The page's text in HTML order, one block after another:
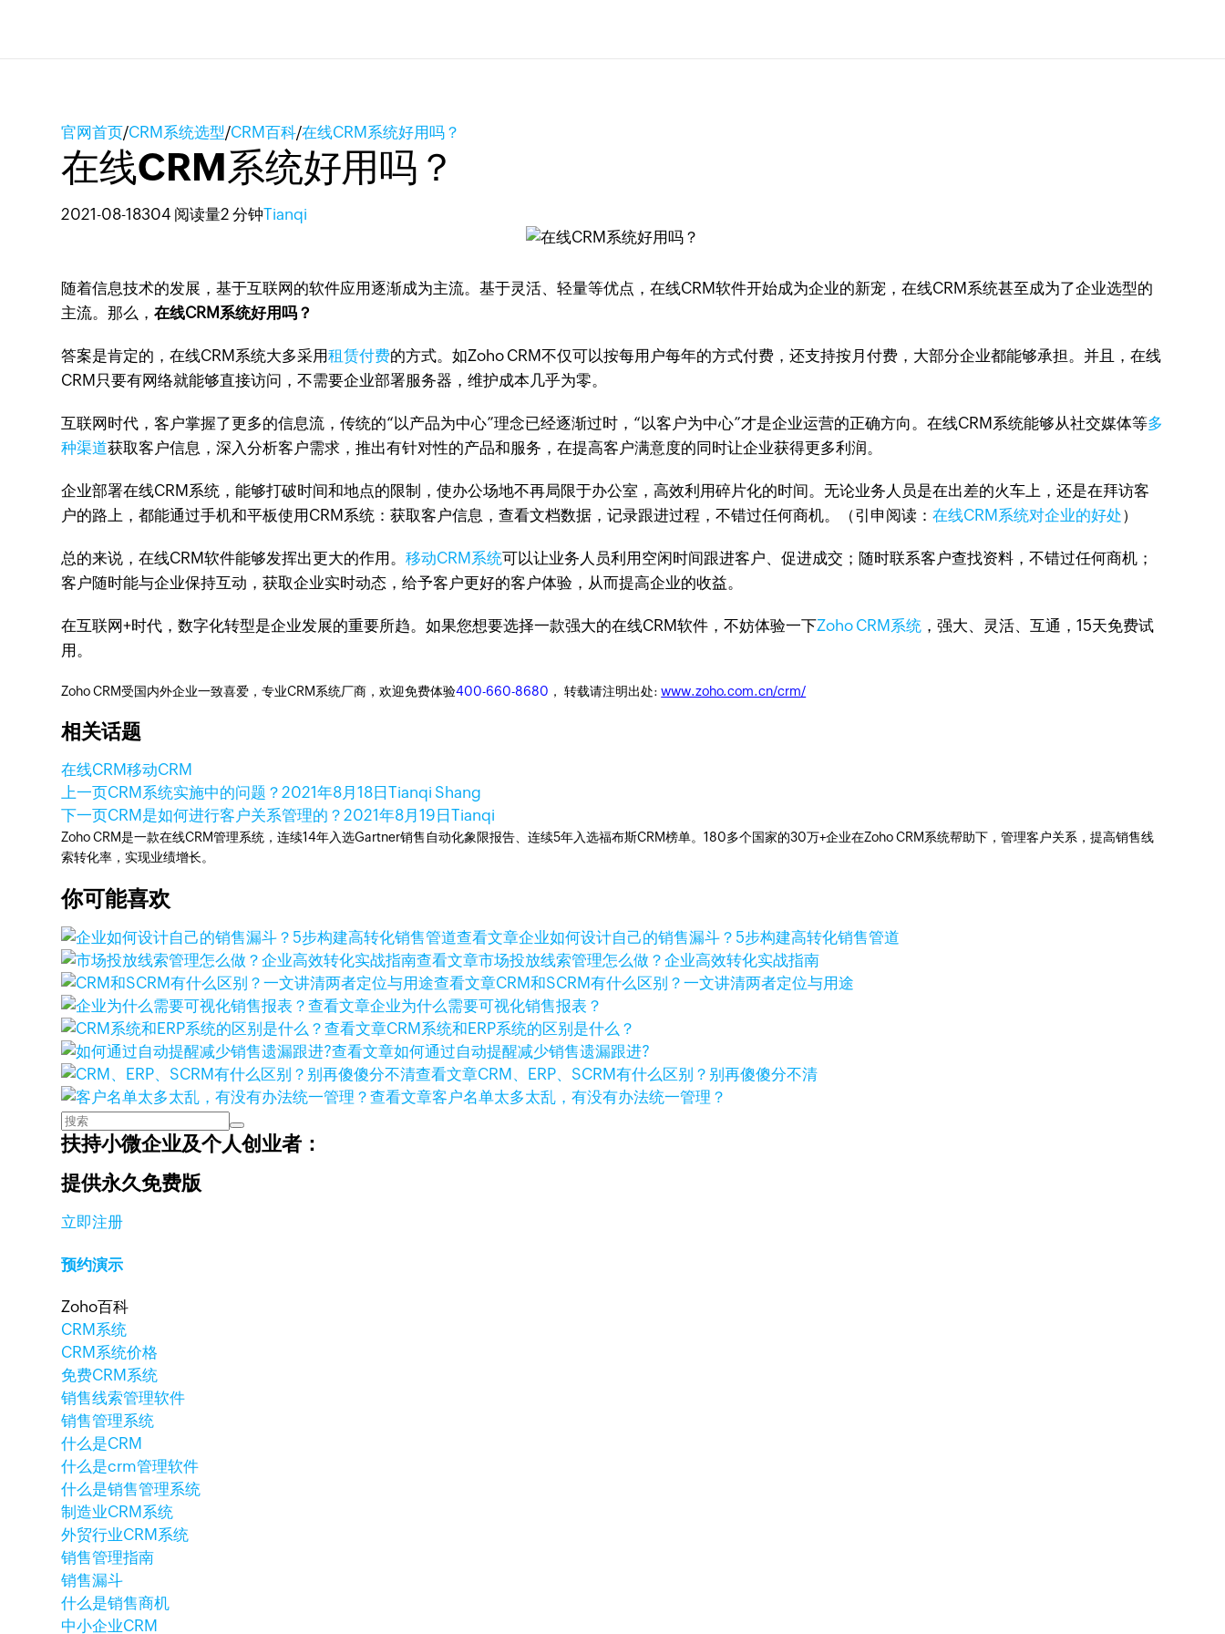
官网首页/CRM系统选型/CRM百科/在线CRM系统好用吗？
在线CRM系统好用吗？
2021-08-18304 阅读量2 分钟Tianqi
随着信息技术的发展，基于互联网的软件应用逐渐成为主流。基于灵活、轻量等优点，在线CRM软件开始成为企业的新宠，在线CRM系统甚至成为了企业选型的
主流。那么，在线CRM系统好用吗？
答案是肯定的，在线CRM系统大多采用租赁付费的方式。如Zoho CRM不仅可以按每用户每年的方式付费，还支持按月付费，大部分企业都能够承担。并且，在线
CRM只要有网络就能够直接访问，不需要企业部署服务器，维护成本几乎为零。
互联网时代，客户掌握了更多的信息流，传统的“以产品为中心”理念已经逐渐过时，“以客户为中心”才是企业运营的正确方向。在线CRM系统能够从社交媒体等多
种渠道获取客户信息，深入分析客户需求，推出有针对性的产品和服务，在提高客户满意度的同时让企业获得更多利润。
企业部署在线CRM系统，能够打破时间和地点的限制，使办公场地不再局限于办公室，高效利用碎片化的时间。无论业务人员是在出差的火车上，还是在拜访客
户的路上，都能通过手机和平板使用CRM系统：获取客户信息，查看文档数据，记录跟进过程，不错过任何商机。（引申阅读：在线CRM系统对企业的好处）
总的来说，在线CRM软件能够发挥出更大的作用。移动CRM系统可以让业务人员利用空闲时间跟进客户、促进成交；随时联系客户查找资料，不错过任何商机；
客户随时能与企业保持互动，获取企业实时动态，给予客户更好的客户体验，从而提高企业的收益。
在互联网+时代，数字化转型是企业发展的重要所趋。如果您想要选择一款强大的在线CRM软件，不妨体验一下Zoho CRM系统 ，强大、灵活、互通，15天免费试
用。
Zoho CRM受国内外企业一致喜爱，专业CRM系统厂商，欢迎免费体验400-660-8680 ， 转载请注明出处:www.zoho.com.cn/crm/
相关话题
在线CRM移动CRM
上一页CRM系统实施中的问题？2021年8月18日Tianqi Shang
下一页CRM是如何进行客户关系管理的？2021年8月19日Tianqi
Zoho CRM是一款在线CRM管理系统，连续14年入选Gartner销售自动化象限报告、连续5年入选福布斯CRM榜单。180多个国家的30万+企业在Zoho CRM系统帮助下，管理客户关系，提高销售线
索转化率，实现业绩增长。
你可能喜欢
查看文章企业如何设计自己的销售漏斗？5步构建高转化销售管道
查看文章市场投放线索管理怎么做？企业高效转化实战指南
查看文章CRM和SCRM有什么区别？一文讲清两者定位与用途
查看文章企业为什么需要可视化销售报表？
查看文章CRM系统和ERP系统的区别是什么？
查看文章如何通过自动提醒减少销售遗漏跟进?
查看文章CRM、ERP、SCRM有什么区别？别再傻傻分不清
查看文章客户名单太多太乱，有没有办法统一管理？
扶持小微企业及个人创业者：
提供永久免费版
立即注册
预约演示
Zoho百科
CRM系统
CRM系统价格
免费CRM系统
销售线索管理软件
销售管理系统
什么是CRM
什么是crm管理软件
什么是销售管理系统
制造业CRM系统
外贸行业CRM系统
销售管理指南
销售漏斗
什么是销售商机
中小企业CRM